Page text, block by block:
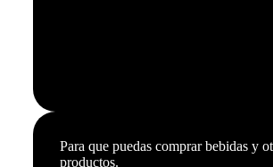
Para que puedas comprar bebidas y
productos.